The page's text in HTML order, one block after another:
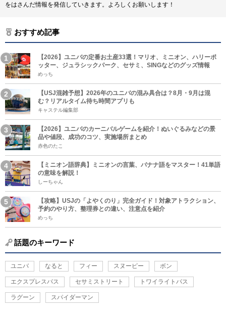
をはさんだ情報を発信していきます。よろしくお願いします！
おすすめ記事
【2026】ユニバの定番お土産33選！マリオ、ミニオン、ハリーポ
ッター、ジュラシックパーク、セサミ、SINGなどのグッズ情報
めっち
【USJ混雑予想】2026年のユニバの混み具合は？8月・9月は混
む？リアルタイム待ち時間アプリも
キャステル編集部
【2026】ユニバのカーニバルゲームを紹介！ぬいぐるみなどの景
品や値段、成功のコツ、実施場所まとめ
赤色のたこ
【ミニオン語辞典】ミニオンの言葉、バナナ語をマスター！41単語
の意味を解説！
しーちゃん
【攻略】USJの「よやくのり」完全ガイド！対象アトラクション、
予約のやり方、整理券との違い、注意点を紹介
めっち
話題のキーワード
ユニバ なると フィー スヌーピー ボン
エクスプレスパス セサミストリート トワイライトパス
ラグーン スパイダーマン